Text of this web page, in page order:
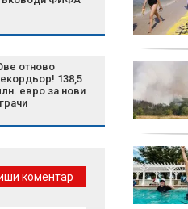
отново
138,5
евро за нови
за 7 август
г.: Нови
и важни
решения за зодиите
AI
пред
коментар